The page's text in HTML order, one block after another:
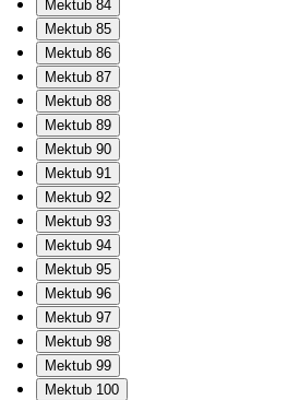
Mektub 84
Mektub 85
Mektub 86
Mektub 87
Mektub 88
Mektub 89
Mektub 90
Mektub 91
Mektub 92
Mektub 93
Mektub 94
Mektub 95
Mektub 96
Mektub 97
Mektub 98
Mektub 99
Mektub 100